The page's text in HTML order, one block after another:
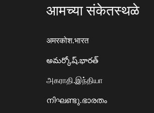
आमच्या संकेतस्थळे
अमरकोश.भारत
అమర్కోష్.భారత్
அகராதி.இந்தியா
നിഘണ്ടു.ഭാരതം